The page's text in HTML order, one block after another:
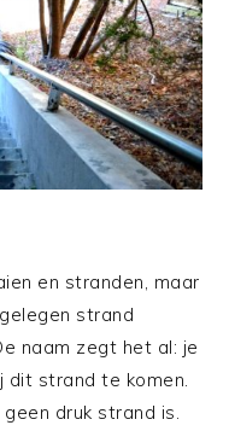
en stranden, maar
strand
naam zegt het al: je
strand te komen.
druk strand is.